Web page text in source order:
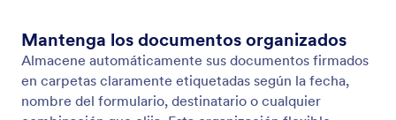
Herramientas de mercadeo por email